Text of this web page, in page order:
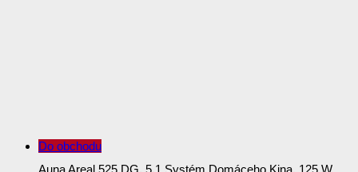
Do obchodu